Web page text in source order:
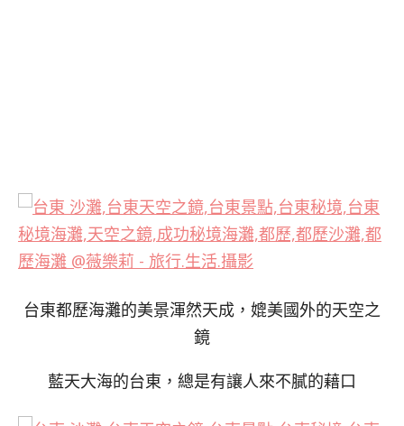
台東都歷海灘的美景渾然天成，媲美國外的天空之
鏡
藍天大海的台東，總是有讓人來不膩的藉口